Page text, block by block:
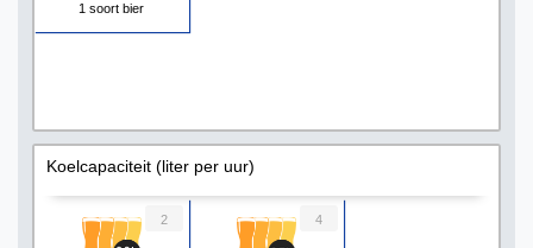
1 soort bier
Koelcapaciteit (liter per uur)
2 4